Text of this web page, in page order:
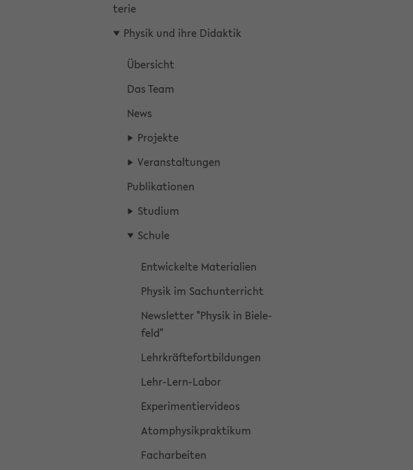
te­rie
Phy­sik und ihre Di­dak­tik
Über­sicht
Das Team
News
Pro­jek­te
Ver­an­stal­tun­gen
Pu­bli­ka­tio­nen
Stu­di­um
Schu­le
Ent­wi­ckel­te Ma­te­ria­li­en
Phy­sik im Sach­un­ter­richt
News­let­ter "Phy­sik in Bie­le­
feld"
Lehr­kräf­te­fort­bil­dun­gen
Lehr-​Lern-Labor
Ex­pe­ri­men­tier­vi­de­os
Atom­phy­sik­prak­ti­kum
Fach­ar­bei­ten